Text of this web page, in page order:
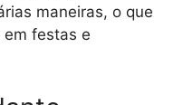
maneiras, o que
em festas e